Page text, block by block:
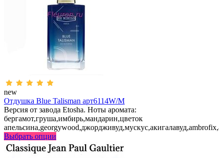
new
Отдушка Blue Talisman арт6114W/M
Версия от завода Etosha. Ноты аромата:
бергамот,груша,имбирь,мандарин,цветок
Выбрать опции